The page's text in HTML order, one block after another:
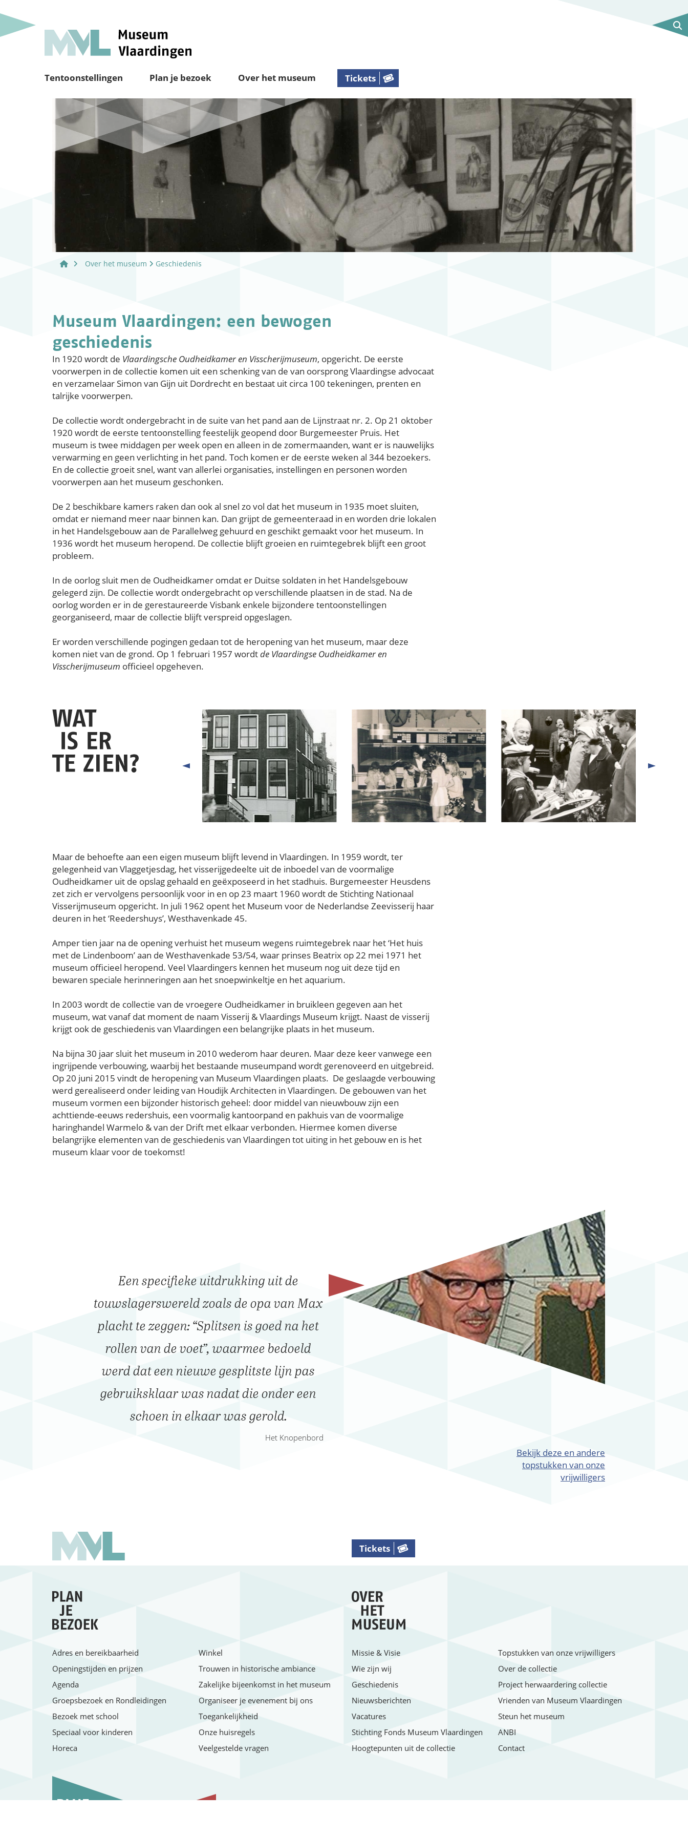
Tentoonstellingen Plan je bezoek Over het museum Tickets
Over het museum Geschiedenis
Museum Vlaardingen: een bewogen
geschiedenis
In 1920 wordt de Vlaardingsche Oudheidkamer en Visscherijmuseum, opgericht. De eerste
voorwerpen in de collectie komen uit een schenking van de van oorsprong Vlaardingse advocaat
en verzamelaar Simon van Gijn uit Dordrecht en bestaat uit circa 100 tekeningen, prenten en
talrijke voorwerpen.
De collectie wordt ondergebracht in de suite van het pand aan de Lijnstraat nr. 2. Op 21 oktober
1920 wordt de eerste tentoonstelling feestelijk geopend door Burgemeester Pruis. Het
museum is twee middagen per week open en alleen in de zomermaanden, want er is nauwelijks
verwarming en geen verlichting in het pand. Toch komen er de eerste weken al 344 bezoekers.
En de collectie groeit snel, want van allerlei organisaties, instellingen en personen worden
voorwerpen aan het museum geschonken.
De 2 beschikbare kamers raken dan ook al snel zo vol dat het museum in 1935 moet sluiten,
omdat er niemand meer naar binnen kan. Dan grijpt de gemeenteraad in en worden drie lokalen
in het Handelsgebouw aan de Parallelweg gehuurd en geschikt gemaakt voor het museum. In
1936 wordt het museum heropend. De collectie blijft groeien en ruimtegebrek blijft een groot
probleem.
In de oorlog sluit men de Oudheidkamer omdat er Duitse soldaten in het Handelsgebouw
gelegerd zijn. De collectie wordt ondergebracht op verschillende plaatsen in de stad. Na de
oorlog worden er in de gerestaureerde Visbank enkele bijzondere tentoonstellingen
georganiseerd, maar de collectie blijft verspreid opgeslagen.
Er worden verschillende pogingen gedaan tot de heropening van het museum, maar deze
komen niet van de grond. Op 1 februari 1957 wordtde Vlaardingse Oudheidkamer en
Visscherijmuseum officieel opgeheven.
Maar de behoefte aan een eigen museum blijft levend in Vlaardingen. In 1959 wordt, ter
gelegenheid van Vlaggetjesdag, het visserijgedeelte uit de inboedel van de voormalige
Oudheidkamer uit de opslag gehaald en geëxposeerd in het stadhuis. Burgemeester Heusdens
zet zich er vervolgens persoonlijk voor in en op 23 maart 1960 wordt de Stichting Nationaal
Visserijmuseum opgericht. In juli 1962 opent het Museum voor de Nederlandse Zeevisserij haar
deuren in het ‘Reedershuys’, Westhavenkade 45.
Amper tien jaar na de opening verhuist het museum wegens ruimtegebrek naar het ‘Het huis
met de Lindenboom’ aan de Westhavenkade 53/54, waar prinses Beatrix op 22 mei 1971 het
museum officieel heropend. Veel Vlaardingers kennen het museum nog uit deze tijd en
bewaren speciale herinneringen aan het snoepwinkeltje en het aquarium.
In 2003 wordt de collectie van de vroegere Oudheidkamer in bruikleen gegeven aan het
museum, wat vanaf dat moment de naam Visserij & Vlaardings Museum krijgt. Naast de visserij
krijgt ook de geschiedenis van Vlaardingen een belangrijke plaats in het museum.
Na bijna 30 jaar sluit het museum in 2010 wederom haar deuren. Maar deze keer vanwege een
ingrijpende verbouwing, waarbij het bestaande museumpand wordt gerenoveerd en uitgebreid.
Op 20 juni 2015 vindt de heropening van Museum Vlaardingen plaats. De geslaagde verbouwing
werd gerealiseerd onder leiding van Houdijk Architecten in Vlaardingen. De gebouwen van het
museum vormen een bijzonder historisch geheel: door middel van nieuwbouw zijn een
achttiende-eeuws redershuis, een voormalig kantoorpand en pakhuis van de voormalige
haringhandel Warmelo & van der Drift met elkaar verbonden. Hiermee komen diverse
belangrijke elementen van de geschiedenis van Vlaardingen tot uiting in het gebouw en is het
museum klaar voor de toekomst!
Een specifieke uitdrukking uit de
touwslagerswereld zoals de opa van Max
placht te zeggen: “Splitsen is goed na het
rollen van de voet”, waarmee bedoeld
werd dat een nieuwe gesplitste lijn pas
gebruiksklaar was nadat die onder een
schoen in elkaar was gerold.
Het Knopenbord
Bekijk deze en andere
topstukken van onze
vrijwilligers
Tickets
Adres en bereikbaarheid
Openingstijden en prijzen
Agenda
Groepsbezoek en Rondleidingen
Bezoek met school
Speciaal voor kinderen
Horeca
Winkel
Trouwen in historische ambiance
Zakelijke bijeenkomst in het museum
Organiseer je evenement bij ons
Toegankelijkheid
Onze huisregels
Veelgestelde vragen
Missie & Visie
Wie zijn wij
Geschiedenis
Nieuwsberichten
Vacatures
Stichting Fonds Museum Vlaardingen
Hoogtepunten uit de collectie
Topstukken van onze vrijwilligers
Over de collectie
Project herwaardering collectie
Vrienden van Museum Vlaardingen
Steun het museum
ANBI
Contact